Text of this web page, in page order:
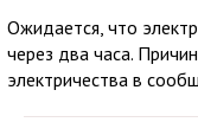
Ожидается, что
через два часа.
электричества в